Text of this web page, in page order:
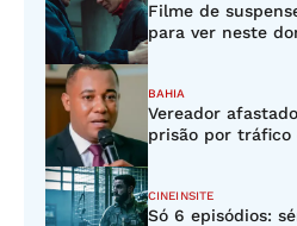
Filme de
para ver neste
BAHIA
Vereador
prisão por tráfico
CINEINSITE
Só 6 episódios: